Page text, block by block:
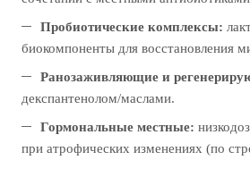
Пробиотические комплексы:
биокомпоненты для восстановления
Ранозаживляющие и
декспантенолом/маслами.
Гормональные местные:
при атрофических изменениях (по